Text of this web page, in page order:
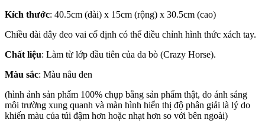
Kích thước: 40.5cm (dài) x 15cm (rộng) x 30.5cm (cao)
Chiều dài dây đeo vai cố định có thể điều chỉnh hình thức xách tay.
Chất liệu: Làm từ lớp đầu tiên của da bò (Crazy Horse).
Màu sắc: Màu nâu đen
(hình ảnh sản phẩm 100% chụp bằng sản phẩm thật, do ánh sáng
môi trường xung quanh và màn hình hiển thị độ phân giải là lý do
khiến màu của túi đậm hơn hoặc nhạt hơn so với bên ngoài)